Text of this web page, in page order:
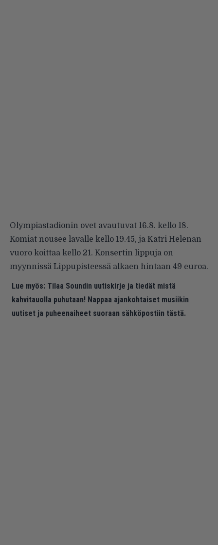
Olympiastadionin ovet avautuvat 16.8. kello 18.
Komiat nousee lavalle kello 19.45, ja Katri Helenan
vuoro koittaa kello 21. Konsertin lippuja on
myynnissä Lippupisteessä alkaen hintaan 49 euroa.
Lue myös: Tilaa Soundin uutiskirje ja tiedät mistä
kahvitauolla puhutaan! Nappaa ajankohtaiset musiikin
uutiset ja puheenaiheet suoraan sähköpostiin tästä.